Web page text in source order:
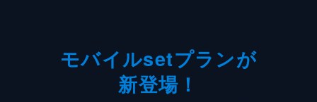
モバイルsetプランが
新登場！